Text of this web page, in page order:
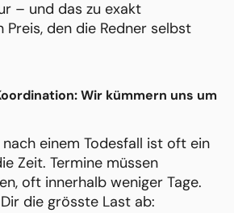
– und das zu exakt
Preis, den die Redner selbst
Wir kümmern uns um
einem Todesfall ist oft ein
Zeit. Termine müssen
oft innerhalb weniger Tage.
die grösste Last ab: